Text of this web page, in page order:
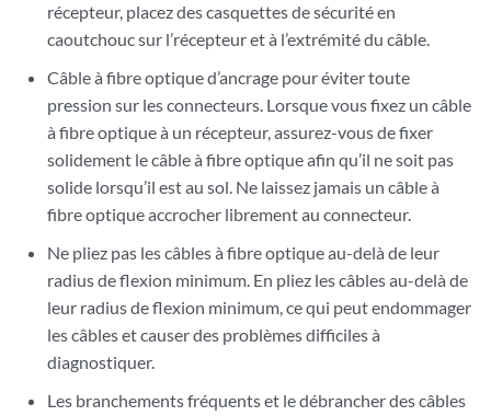
récepteur, placez des casquettes de sécurité en
caoutchouc sur l’récepteur et à l’extrémité du câble.
Câble à fibre optique d’ancrage pour éviter toute
pression sur les connecteurs. Lorsque vous fixez un câble
à fibre optique à un récepteur, assurez-vous de fixer
solidement le câble à fibre optique afin qu’il ne soit pas
solide lorsqu’il est au sol. Ne laissez jamais un câble à
fibre optique accrocher librement au connecteur.
Ne pliez pas les câbles à fibre optique au-delà de leur
radius de flexion minimum. En pliez les câbles au-delà de
leur radius de flexion minimum, ce qui peut endommager
les câbles et causer des problèmes difficiles à
diagnostiquer.
Les branchements fréquents et le débrancher des câbles